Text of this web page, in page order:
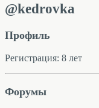
@kedrovka
Профиль
Регистрация: 8 лет
Форумы